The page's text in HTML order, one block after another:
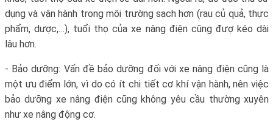
dụng và vận hành trong môi trường sạch hơn (rau củ quả, thực
phẩm, dược,…), tuổi thọ của xe nâng điện cũng đượ kéo dài
lâu hơn.
- Bảo dưỡng: Vấn đề bảo dưỡng đối với xe nâng điện cũng là
một ưu điểm lớn, vì do có ít chi tiết cơ khí vận hành, nên việc
bảo dưỡng xe nâng điện cũng không yêu cầu thường xuyên
như xe nâng động cơ.